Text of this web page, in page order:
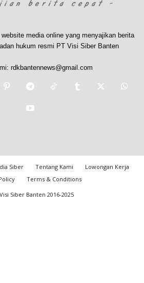
media online yang menyajikan berita
hukum resmi PT Visi Siber Banten
rdkbantennews@gmail.com
Siber Tentang Kami
Lowongan Kerja
Terms & Conditions
Siber Banten 2016-2025